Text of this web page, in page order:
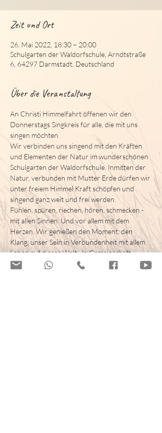
Zeit und Ort
26. Mai 2022, 18:30 – 20:00
Schulgarten der Waldorfschule, Arndtstraße
6, 64297 Darmstadt, Deutschland
Über die Veranstaltung
An Christi Himmelfahrt öffenen wir den
Donnerstags Singkreis für alle, die mit uns
singen möchten.
Wir verbinden uns singend mit den Kräften
und Elementen der Natur im wunderschönen
Schulgarten der Waldorfschule. Inmitten der
Natur, verbunden mit Mutter Erde dürfen wir
unter freiem Himmel Kraft schöpfen und
singend ganz weit und frei werden.
Fühlen, spüren, riechen, hören, schmecken -
mit allen Sinnen. Und vor allem mit dem
Herzen. Wir genießen den Moment, den
Klang, unser Sein in Verbundenheit mit allem
Leben auf dieser Welt.  In Gemeinschaft
singen - sein. So können Dich die meditativen,